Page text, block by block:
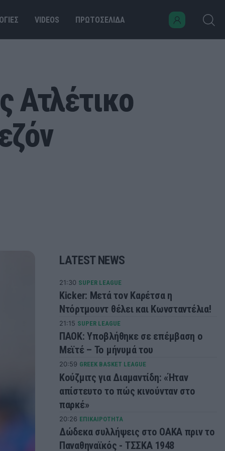
VIDEOS ΠΡΩΤΟΣΕΛΙΔΑ
Ατλέτικο
LATEST NEWS
21:30 SUPER LEAGUE
Kicker: Μετά τον Καρέτσα η
Ντόρτμουντ θέλει και Κωνσταντέλια!
21:15 SUPER LEAGUE
ΠΑΟΚ: Υποβλήθηκε σε επέμβαση ο
Μεϊτέ – Το μήνυμά του
20:59 GREEK BASKET LEAGUE
Κούζμιτς για Διαμαντίδη: «Ήταν
απίστευτο το πώς κινούνταν στο
παρκέ»
20:26 ΕΠΙΚΑΙΡΟΤΗΤΑ
Δώδεκα συλλήψεις στο ΟΑΚΑ πριν το
Παναθηναϊκός - ΤΣΣΚΑ 1948